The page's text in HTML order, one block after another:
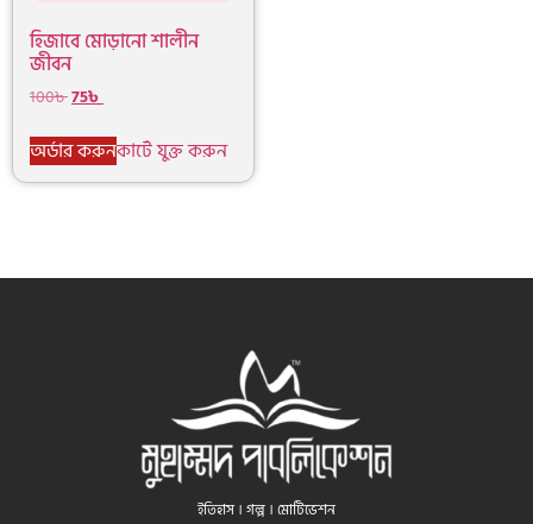
হিজাবে মোড়ানো শালীন
জীবন
100৳75৳
অর্ডার করুনকার্টে যুক্ত করুন
ইতিহাস । গল্প । মোটিভেশন